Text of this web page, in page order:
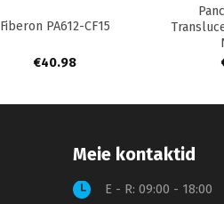
Fiberon PA612-CF15
€40.98
Meie kontaktid
E - R: 09:00 - 18:00